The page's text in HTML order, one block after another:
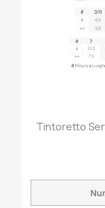
Tintoretto